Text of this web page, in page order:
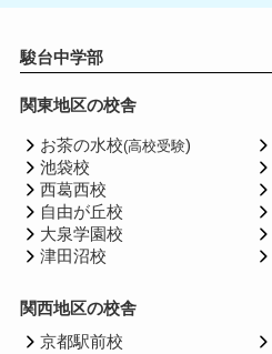
駿台中学部
関東地区の校舎
お茶の水校(高校受験)
池袋校
西葛西校
自由が丘校
大泉学園校
津田沼校
関西地区の校舎
京都駅前校